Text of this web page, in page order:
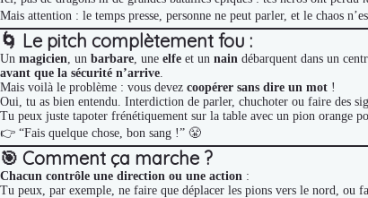
Mais attention : le temps presse, personne ne peut parler, et le chaos
🌀 Le pitch complètement fou :
Un magicien, un barbare, une elfe et un nain débarquent dans un
avant que la sécurité n’arrive.
Mais voilà le problème : vous devez coopérer sans dire un mot !
Oui, tu as bien entendu. Interdiction de parler, chuchoter ou faire des
Tu peux juste tapoter frénétiquement sur la table avec un pion orange
👉 “Fais quelque chose, bon sang !” 😤
🎯 Comment ça marche ?
Chacun contrôle une direction ou une action :
Tu peux, par exemple, ne faire que déplacer les pions vers le nord, ou